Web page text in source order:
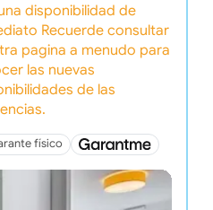
disponibilidad de
Recuerde consultar
pagina a menudo para
las nuevas
de las
físico